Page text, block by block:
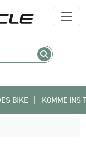
|   KOMME INS TEAM